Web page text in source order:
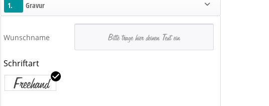
1. Gravur
Wunschname
Schriftart